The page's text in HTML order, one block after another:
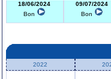
18/06/2024
Bon
09/07/2024
Bon
2022